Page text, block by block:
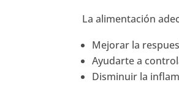
La alimentación
Mejorar la
Ayudarte a
Disminuir la